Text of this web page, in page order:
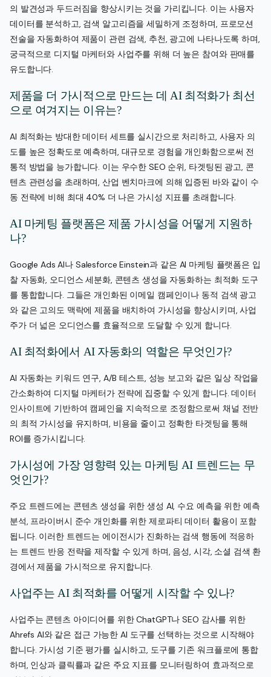
의 발견성과 두드러짐을 향상시키는 것을 가리킵니다. 이는 사용자
데이터를 분석하고, 검색 알고리즘을 세밀하게 조정하며, 프로모션
전술을 자동화하여 제품이 관련 검색, 추천, 광고에 나타나도록 하며,
궁극적으로 디지털 마케터와 사업주를 위해 더 높은 참여와 판매를
유도합니다.
제품을 더 가시적으로 만드는 데 AI 최적화가 최선
으로 여겨지는 이유는?
AI 최적화는 방대한 데이터 세트를 실시간으로 처리하고, 사용자 의
도를 높은 정확도로 예측하며, 대규모로 경험을 개인화함으로써 전
통적 방법을 능가합니다. 이는 우수한 SEO 순위, 타겟팅된 광고, 콘
텐츠 관련성을 초래하며, 산업 벤치마크에 의해 입증된 바와 같이 수
동 전략에 비해 최대 40% 더 나은 가시성 지표를 초래합니다.
AI 마케팅 플랫폼은 제품 가시성을 어떻게 지원하
나?
Google Ads AI나 Salesforce Einstein과 같은 AI 마케팅 플랫폼은 입
찰 자동화, 오디언스 세분화, 콘텐츠 생성을 자동화하는 최적화 도구
를 통합합니다. 그들은 개인화된 이메일 캠페인이나 동적 검색 광고
와 같은 고의도 맥락에 제품을 배치하여 가시성을 향상시키며, 사업
주가 더 넓은 오디언스를 효율적으로 도달할 수 있게 합니다.
AI 최적화에서 AI 자동화의 역할은 무엇인가?
AI 자동화는 키워드 연구, A/B 테스트, 성능 보고와 같은 일상 작업을
간소화하여 디지털 마케터가 전략에 집중할 수 있게 합니다. 데이터
인사이트에 기반하여 캠페인을 지속적으로 조정함으로써 채널 전반
의 최적 가시성을 유지하며, 비용을 줄이고 정확한 타겟팅을 통해
ROI를 증가시킵니다.
가시성에 가장 영향력 있는 마케팅 AI 트렌드는 무
엇인가?
주요 트렌드에는 콘텐츠 생성을 위한 생성 AI, 수요 예측을 위한 예측
분석, 프라이버시 준수 개인화를 위한 제로파티 데이터 활용이 포함
됩니다. 이러한 트렌드는 에이전시가 진화하는 검색 행동에 적응하
는 트렌드 반응 전략을 제작할 수 있게 하며, 음성, 시각, 소셜 검색 환
경에서 제품을 가시적으로 유지합니다.
사업주는 AI 최적화를 어떻게 시작할 수 있나?
사업주는 콘텐츠 아이디어를 위한 ChatGPT나 SEO 감사를 위한
Ahrefs AI와 같은 접근 가능한 AI 도구를 선택하는 것으로 시작해야
합니다. 가시성 기준 평가를 실시하고, 도구를 기존 워크플로에 통합
하며, 인상과 클릭률과 같은 주요 지표를 모니터링하여 효과적으로